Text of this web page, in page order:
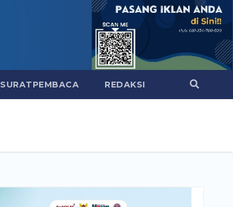
SURATPEMBACA REDAKSI